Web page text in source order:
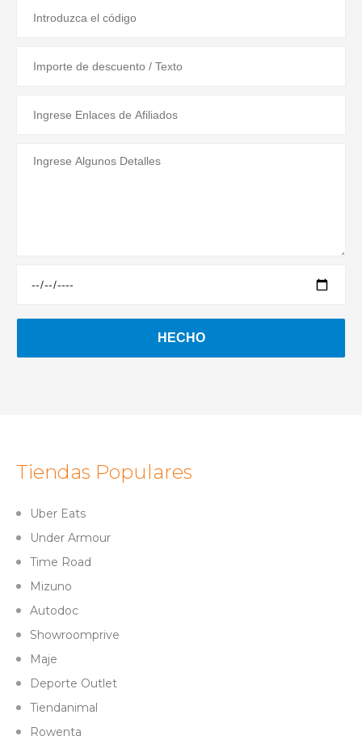
Tiendas Populares
Uber Eats
Under Armour
Time Road
Mizuno
Autodoc
Showroomprive
Maje
Deporte Outlet
Tiendanimal
Rowenta